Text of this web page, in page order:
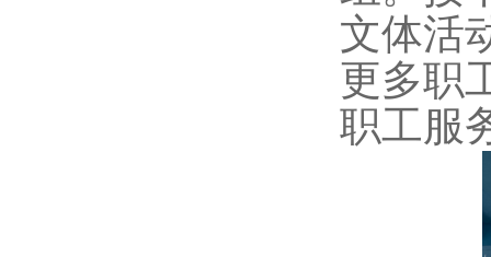
文体活
更多职
职工服